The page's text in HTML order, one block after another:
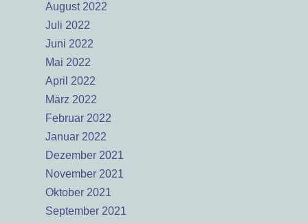
August 2022
Juli 2022
Juni 2022
Mai 2022
April 2022
März 2022
Februar 2022
Januar 2022
Dezember 2021
November 2021
Oktober 2021
September 2021